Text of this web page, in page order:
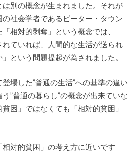
は別の概念が生まれました。それが
の社会学者であるピーター・タウン
相対的剥奪」という概念では、
れていれば、人間的な生活が送られ
という問題提起が為されました。
場した”普通の生活”への基準の違い
”普通の暮らし”の概念が出来ていな
困」ではなくても「相対的貧困」
対的貧困」の考え方に近いです